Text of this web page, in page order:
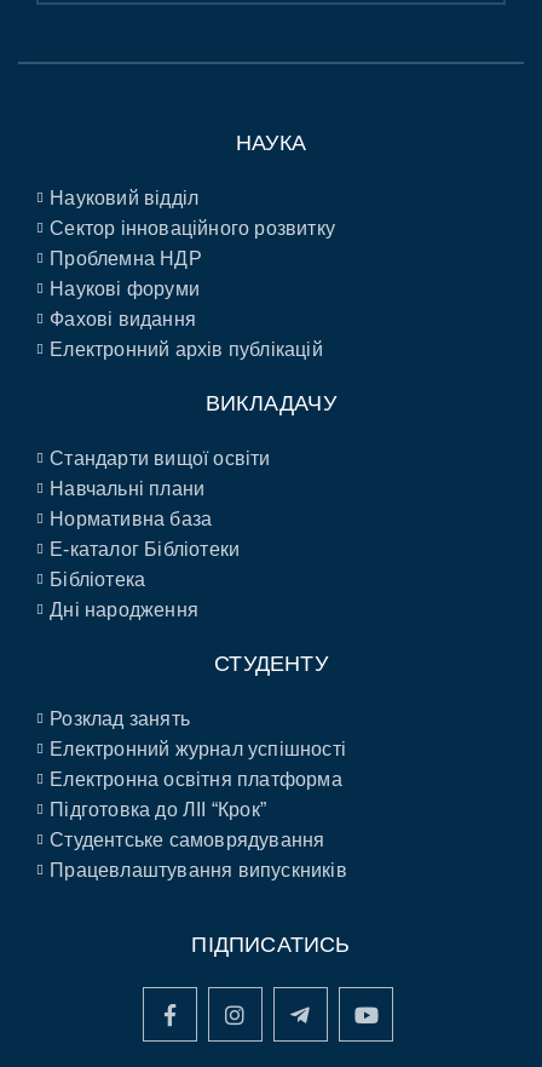
НАУКА
Науковий відділ
Сектор інноваційного розвитку
Проблемна НДР
Наукові форуми
Фахові видання
Електронний архів публікацій
ВИКЛАДАЧУ
Стандарти вищої освіти
Навчальні плани
Нормативна база
E-каталог Бібліотеки
Бібліотека
Дні народження
СТУДЕНТУ
Розклад занять
Електронний журнал успішності
Електронна освітня платформа
Підготовка до ЛІІ “Крок”
Студентське самоврядування
Працевлаштування випускників
ПІДПИСАТИСЬ